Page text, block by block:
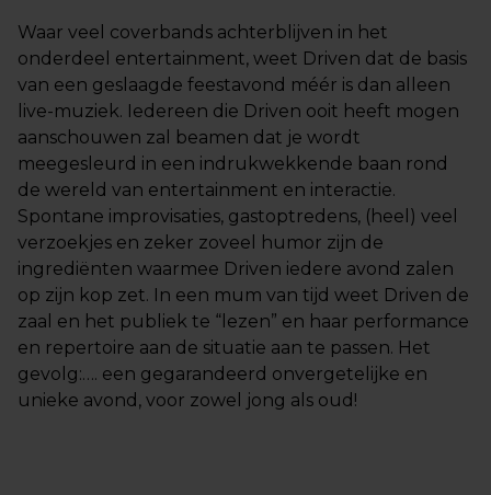
Waar veel coverbands achterblijven in het
onderdeel entertainment, weet Driven dat de basis
van een geslaagde feestavond méér is dan alleen
live-muziek. Iedereen die Driven ooit heeft mogen
aanschouwen zal beamen dat je wordt
meegesleurd in een indrukwekkende baan rond
de wereld van entertainment en interactie.
Spontane improvisaties, gastoptredens, (heel) veel
verzoekjes en zeker zoveel humor zijn de
ingrediënten waarmee Driven iedere avond zalen
op zijn kop zet. In een mum van tijd weet Driven de
zaal en het publiek te “lezen” en haar performance
en repertoire aan de situatie aan te passen. Het
gevolg:…. een gegarandeerd onvergetelijke en
unieke avond, voor zowel jong als oud!